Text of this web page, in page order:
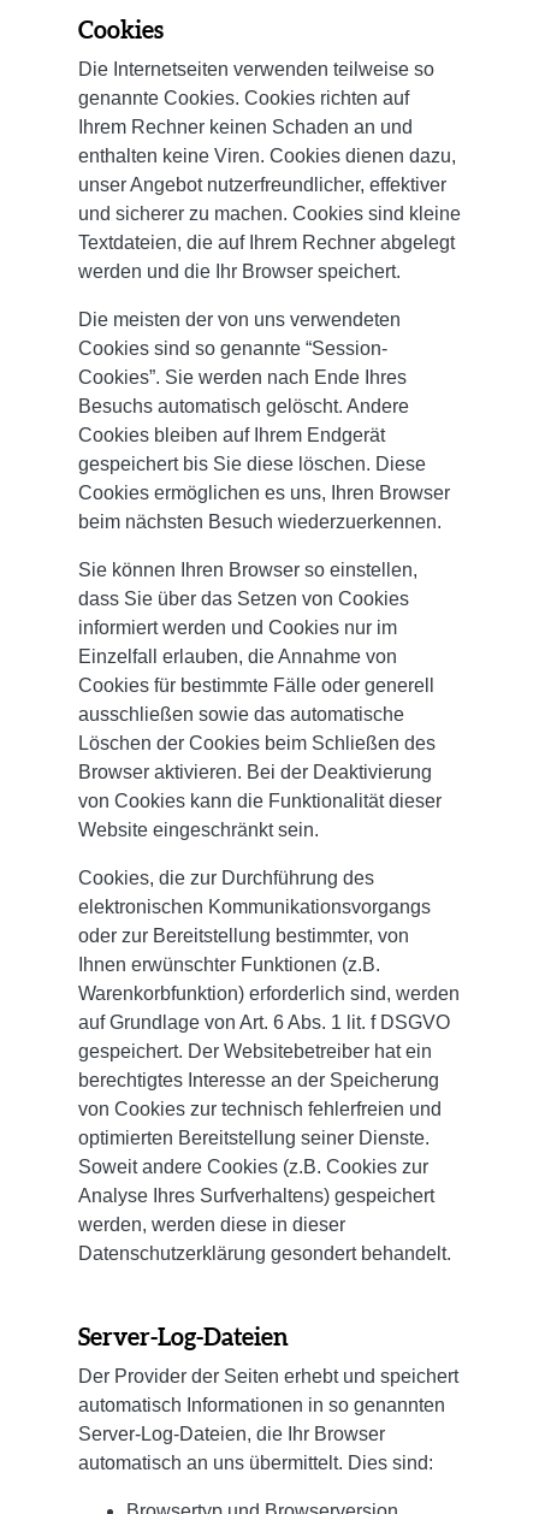
Cookies
Die Internetseiten verwenden teilweise so
genannte Cookies. Cookies richten auf
Ihrem Rechner keinen Schaden an und
enthalten keine Viren. Cookies dienen dazu,
unser Angebot nutzerfreundlicher, effektiver
und sicherer zu machen. Cookies sind kleine
Textdateien, die auf Ihrem Rechner abgelegt
werden und die Ihr Browser speichert.
Die meisten der von uns verwendeten
Cookies sind so genannte “Session-
Cookies”. Sie werden nach Ende Ihres
Besuchs automatisch gelöscht. Andere
Cookies bleiben auf Ihrem Endgerät
gespeichert bis Sie diese löschen. Diese
Cookies ermöglichen es uns, Ihren Browser
beim nächsten Besuch wiederzuerkennen.
Sie können Ihren Browser so einstellen,
dass Sie über das Setzen von Cookies
informiert werden und Cookies nur im
Einzelfall erlauben, die Annahme von
Cookies für bestimmte Fälle oder generell
ausschließen sowie das automatische
Löschen der Cookies beim Schließen des
Browser aktivieren. Bei der Deaktivierung
von Cookies kann die Funktionalität dieser
Website eingeschränkt sein.
Cookies, die zur Durchführung des
elektronischen Kommunikationsvorgangs
oder zur Bereitstellung bestimmter, von
Ihnen erwünschter Funktionen (z.B.
Warenkorbfunktion) erforderlich sind, werden
auf Grundlage von Art. 6 Abs. 1 lit. f DSGVO
gespeichert. Der Websitebetreiber hat ein
berechtigtes Interesse an der Speicherung
von Cookies zur technisch fehlerfreien und
optimierten Bereitstellung seiner Dienste.
Soweit andere Cookies (z.B. Cookies zur
Analyse Ihres Surfverhaltens) gespeichert
werden, werden diese in dieser
Datenschutzerklärung gesondert behandelt.
Server-Log-Dateien
Der Provider der Seiten erhebt und speichert
automatisch Informationen in so genannten
Server-Log-Dateien, die Ihr Browser
automatisch an uns übermittelt. Dies sind: